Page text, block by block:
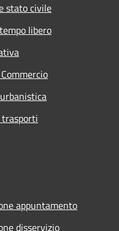
stato civile
libero
appuntamento
disservizio